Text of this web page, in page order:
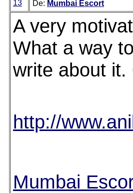
13 De: Mumbai Escort
A very
What a way
write about
http://
Mumbai